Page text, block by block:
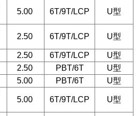
5.00 6T/9T/LCP U型
2.50 6T/9T/LCP U型
2.50 6T/9T/LCP U型
2.50 PBT/6T
U型
5.00 PBT/6T
U型
5.00 6T/9T/LCP U型